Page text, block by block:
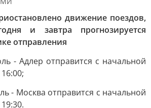
движение поездов,
и завтра прогнозируется
отправления
- Адлер отправится с начальной
- Москва отправится с начальной